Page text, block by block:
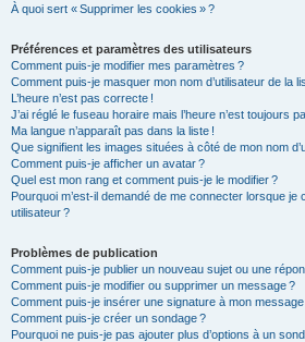
À quoi sert « Supprimer les cookies » ?
Préférences et paramètres des utilisateurs
Comment puis-je modifier mes paramètres ?
Comment puis-je masquer mon nom d’utilisateur de la
L’heure n’est pas correcte !
J’ai réglé le fuseau horaire mais l’heure n’est toujours
Ma langue n’apparaît pas dans la liste !
Que signifient les images situées à côté de mon nom
Comment puis-je afficher un avatar ?
Quel est mon rang et comment puis-je le modifier ?
Pourquoi m’est-il demandé de me connecter lorsque je
utilisateur ?
Problèmes de publication
Comment puis-je publier un nouveau sujet ou une
Comment puis-je modifier ou supprimer un message ?
Comment puis-je insérer une signature à mon message
Comment puis-je créer un sondage ?
Pourquoi ne puis-je pas ajouter plus d’options à un